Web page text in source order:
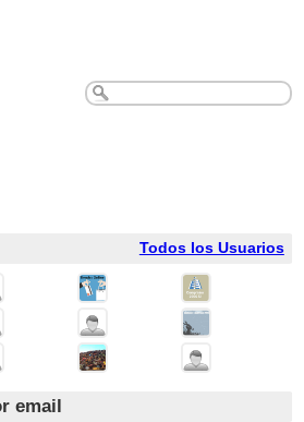
Todos los Usuarios
email